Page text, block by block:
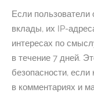
Если пользователи
вклады, их IP-
интересах по
в течение 7 дней.
безопасности, если
в комментариях и